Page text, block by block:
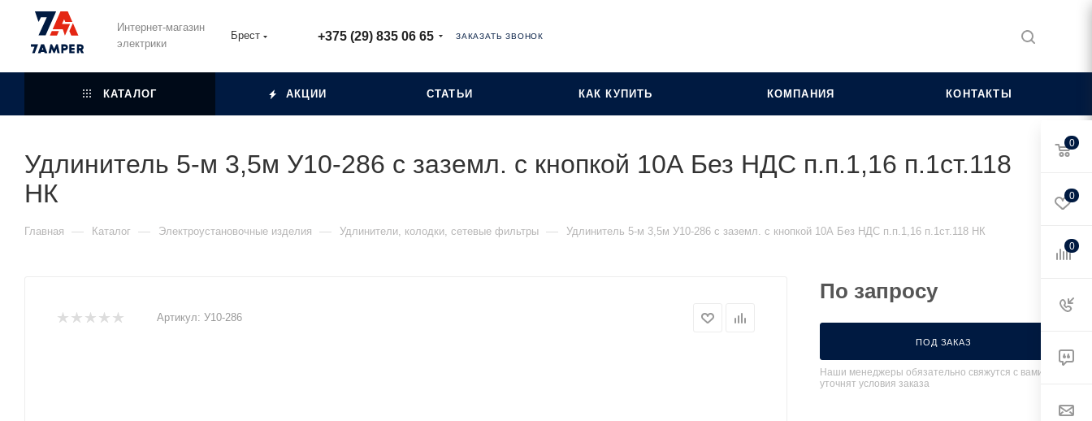
Интернет-магазин
электрики
Брест +375 (29) 835 06 65 ЗАКАЗАТЬ ЗВОНОК
КАТАЛОГ АКЦИИ СТАТЬИ КАК КУПИТЬ КОМПАНИЯ КОНТАКТЫ
Удлинитель 5-м 3,5м У10-286 с заземл. с кнопкой 10А Без НДС п.п.1,16 п.1ст.118
НК
Главная — Каталог — Электроустановочные изделия — Удлинители, колодки, сетевые фильтры — Удлинитель 5-м 3,5м У10-286 с заземл. с кнопкой 10А Без НДС п.п.1,16 п.1ст.118 НК
Артикул: У10-286
По запросу
ПОД ЗАКАЗ
Наши менеджеры обязательно свяжутся с вами и
уточнят условия заказа
0
0
0